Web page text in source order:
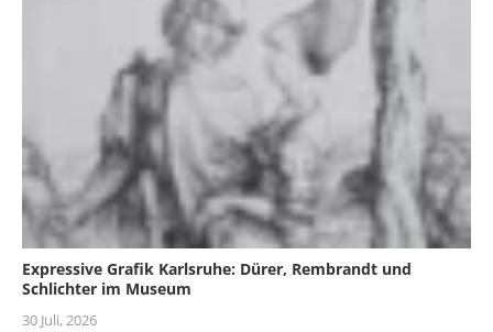
Expressive Grafik Karlsruhe: Dürer, Rembrandt und
Schlichter im Museum
30 Juli, 2026